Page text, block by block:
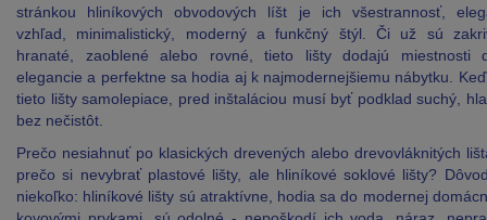
stránkou hliníkových obvodových líšt je ich všestrannosť,
vzhľad, minimalistický, moderný a funkčný štýl. Či už sú
hranaté, zaoblené alebo rovné, tieto lišty dodajú miestnosti
elegancie a perfektne sa hodia aj k najmodernejšiemu nábytku.
tieto lišty samolepiace, pred inštaláciou musí byť podklad suchý,
bez nečistôt.
Prečo nesiahnuť po klasických drevených alebo drevovláknitých
prečo si nevybrať plastové lišty, ale hliníkové soklové lišty?
niekoľko: hliníkové lišty sú atraktívne, hodia sa do modernej